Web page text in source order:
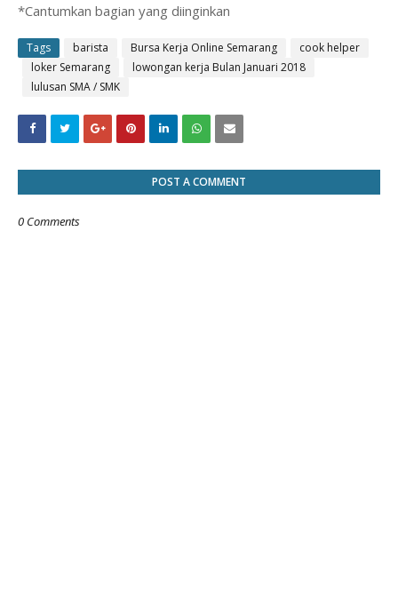
*Cantumkan bagian yang diinginkan
Tags barista Bursa Kerja Online Semarang
cook helper
loker Semarang
lowongan kerja Bulan Januari 2018
lulusan SMA / SMK
POST A COMMENT
0 Comments